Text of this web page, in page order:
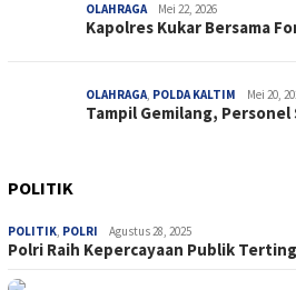
OLAHRAGA Mei 22, 2026
Kapolres Kukar Bersama
OLAHRAGA, POLDA KALTIM Mei 20,
Tampil Gemilang,
POLITIK
POLITIK, POLRI Agustus 28, 2025
Polri Raih Kepercayaan Publik